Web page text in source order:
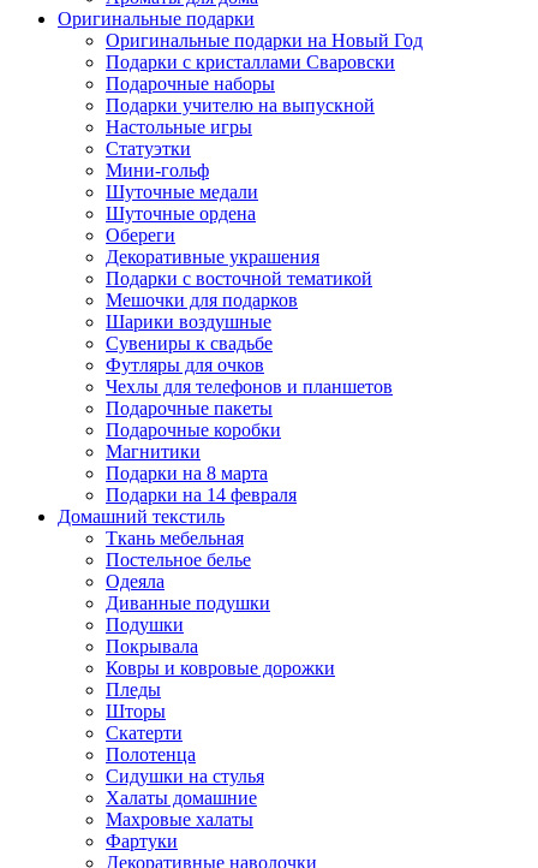
Оригинальные подарки
Оригинальные подарки на Новый Год
Подарки с кристаллами Сваровски
Подарочные наборы
Подарки учителю на выпускной
Настольные игры
Статуэтки
Мини-гольф
Шуточные медали
Шуточные ордена
Обереги
Декоративные украшения
Подарки с восточной тематикой
Мешочки для подарков
Шарики воздушные
Сувениры к свадьбе
Футляры для очков
Чехлы для телефонов и планшетов
Подарочные пакеты
Подарочные коробки
Магнитики
Подарки на 8 марта
Подарки на 14 февраля
Домашний текстиль
Ткань мебельная
Постельное белье
Одеяла
Диванные подушки
Подушки
Покрывала
Ковры и ковровые дорожки
Пледы
Шторы
Скатерти
Полотенца
Сидушки на стулья
Халаты домашние
Махровые халаты
Фартуки
Декоративные наволочки